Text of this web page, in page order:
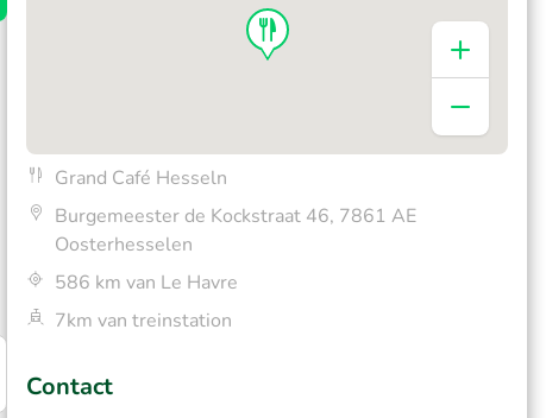
Grand Café Hesseln
Burgemeester de Kockstraat 46, 7861 AE
Oosterhesselen
586 km van Le Havre
7km van treinstation
Contact